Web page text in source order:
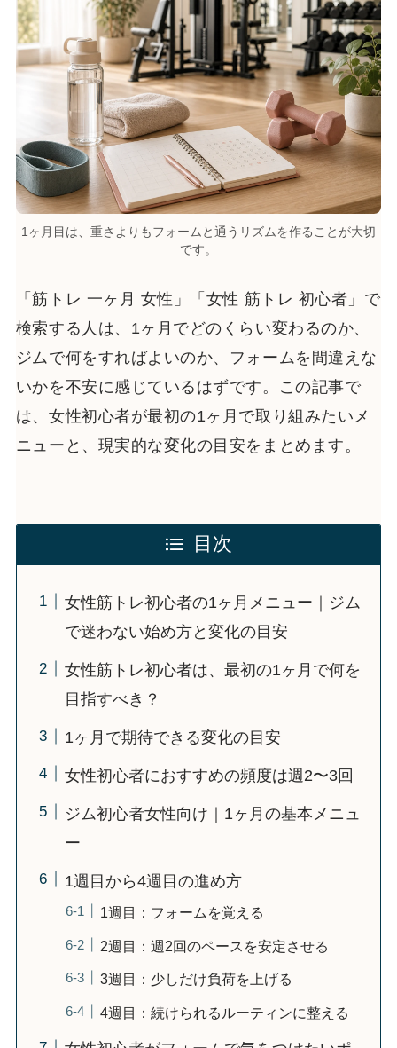
1ヶ月目は、重さよりもフォームと通うリズムを作ることが大切
です。
「筋トレ 一ヶ月 女性」「女性 筋トレ 初心者」で
検索する人は、1ヶ月でどのくらい変わるのか、
ジムで何をすればよいのか、フォームを間違えな
いかを不安に感じているはずです。この記事で
は、女性初心者が最初の1ヶ月で取り組みたいメ
ニューと、現実的な変化の目安をまとめます。
目次
女性筋トレ初心者の1ヶ月メニュー｜ジム
で迷わない始め方と変化の目安
女性筋トレ初心者は、最初の1ヶ月で何を
目指すべき？
1ヶ月で期待できる変化の目安
女性初心者におすすめの頻度は週2〜3回
ジム初心者女性向け｜1ヶ月の基本メニュ
ー
1週目から4週目の進め方
1週目：フォームを覚える
2週目：週2回のペースを安定させる
3週目：少しだけ負荷を上げる
4週目：続けられるルーティンに整える